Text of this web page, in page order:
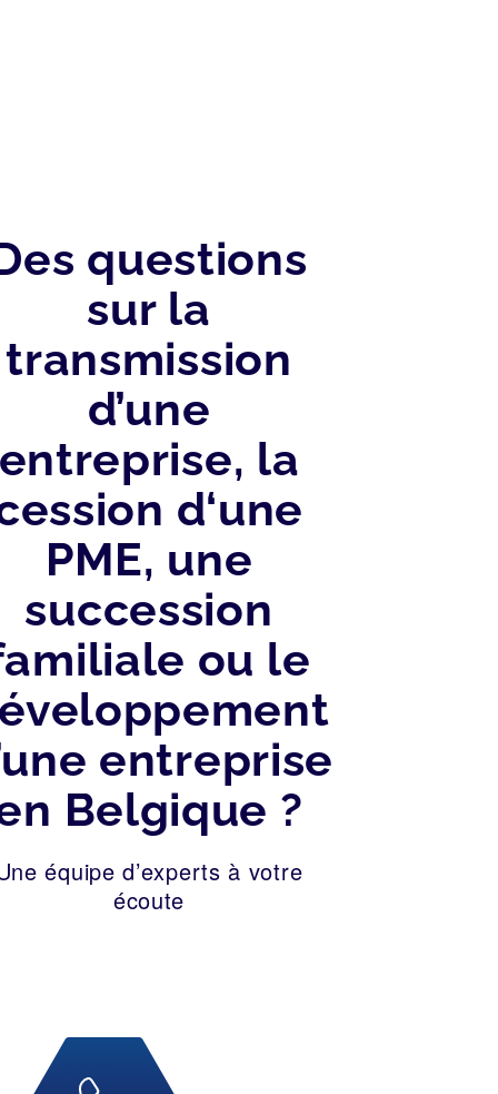
questions
sur la
transmission
d’une
la
d‘une
PME, une
succession
ou le
entreprise
Belgique ?
équipe d’experts à votre
écoute